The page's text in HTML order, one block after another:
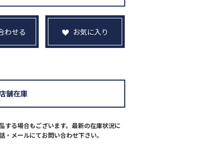
わせる お気に入り
る場合もございます。最新の在庫状況に
メールにてお問い合わせ下さい。
舗在庫